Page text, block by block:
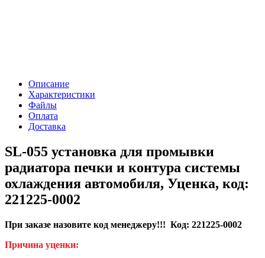
Описание
Характеристики
Файлы
Оплата
Доставка
SL-055 установка для промывки
радиатора печки и контура системы
охлаждения автомобиля, Уценка, код:
221225-0002
При заказе назовите код менеджеру!!! Код: 221225-0002
Причина уценки: